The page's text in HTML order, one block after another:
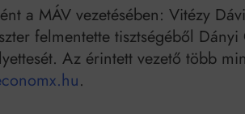
a MÁV vezetésében: Vitézy
felmentette tisztségéből
Az érintett vezető több
.